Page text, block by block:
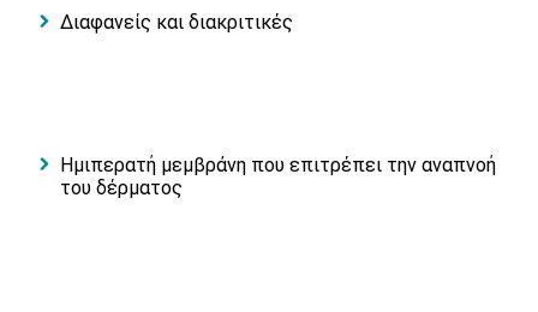
Διαφανείς και διακριτικές
Ημιπερατή μεμβράνη που επιτρέπει την αναπνοή
του δέρματος